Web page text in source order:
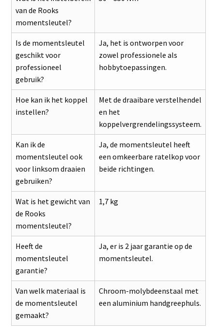
van de Rooks
momentsleutel?
Is de momentsleutel
geschikt voor
professioneel
gebruik?
Ja, het is ontworpen voor
zowel professionele als
hobbytoepassingen.
Hoe kan ik het koppel
instellen?
Met de draaibare verstelhendel
en het
koppelvergrendelingssysteem.
Kan ik de
momentsleutel ook
voor linksom draaien
gebruiken?
Ja, de momentsleutel heeft
een omkeerbare ratelkop voor
beide richtingen.
Wat is het gewicht van
de Rooks
momentsleutel?
1,7 kg
Heeft de
momentsleutel
garantie?
Ja, er is 2 jaar garantie op de
momentsleutel.
Van welk materiaal is
de momentsleutel
gemaakt?
Chroom-molybdeenstaal met
een aluminium handgreephuls.